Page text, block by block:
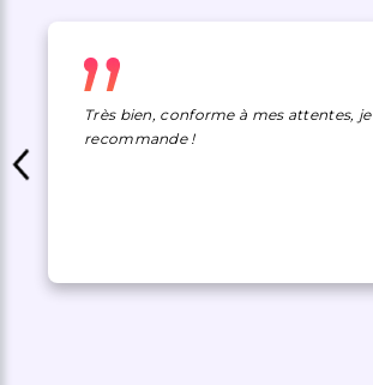
Très bien, conforme à mes attentes, je
recommande !